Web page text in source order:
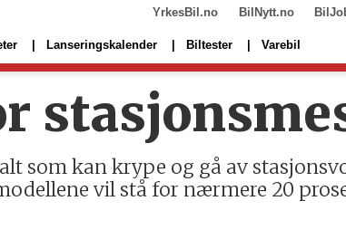
YrkesBil.no BilNytt.no
Lanseringskalender Biltester Varebil
som kan krype og gå av
vil stå for nærmere 20